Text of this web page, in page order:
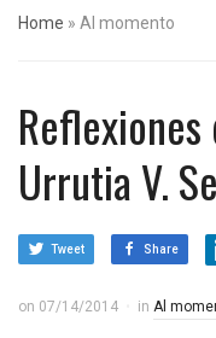
Home » Al momento
Reflexiones
Urrutia V.
Tweet Share
on 07/14/2014 in Al